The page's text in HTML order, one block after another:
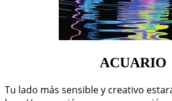
ACUARIO
Tu lado más sensible y creativo